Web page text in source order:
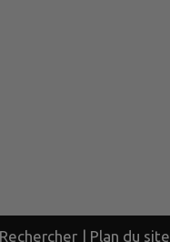
Rechercher | Plan du site